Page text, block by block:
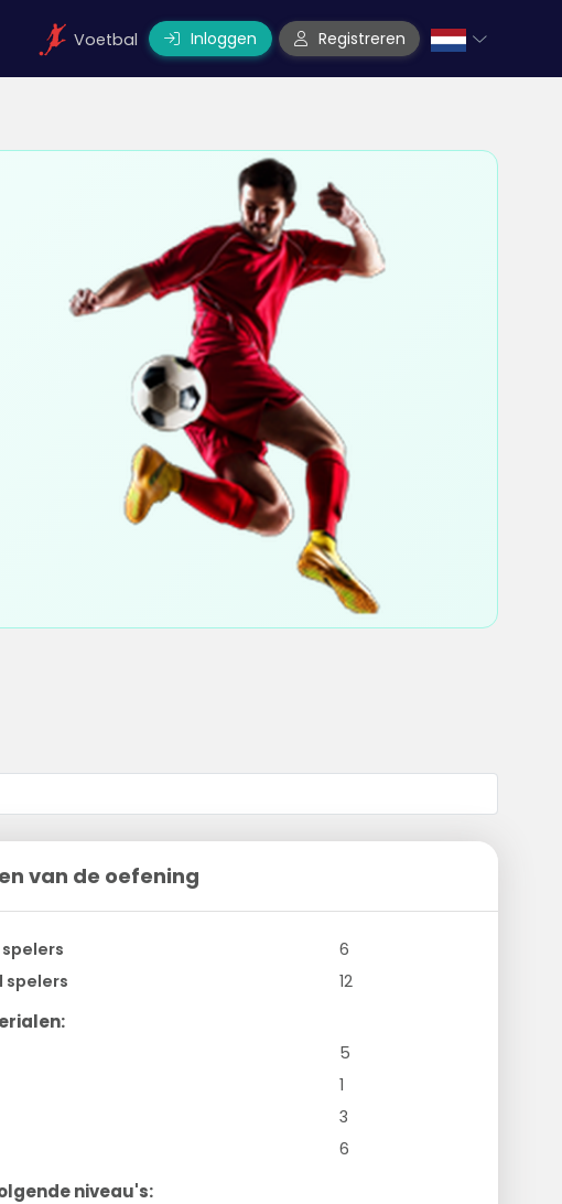
Voetbal Inloggen Registreren
van de oefening
6
spelers
12
5
1
3
6
niveau's: